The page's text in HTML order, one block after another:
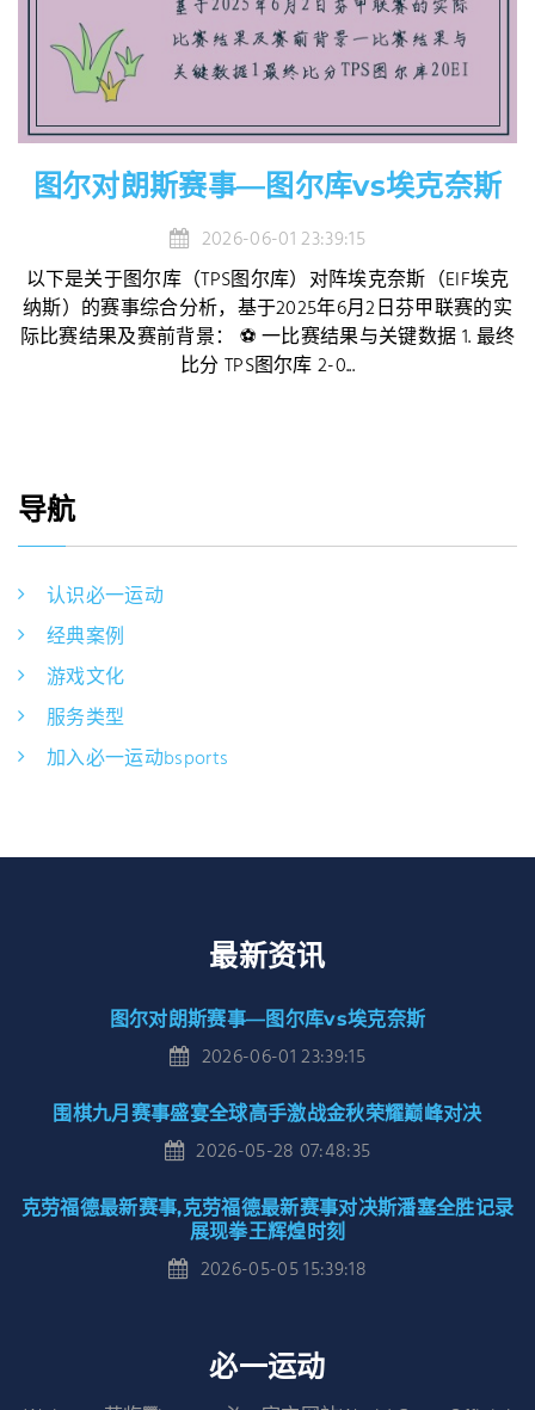
图尔对朗斯赛事—图尔库vs埃克奈斯
2026-06-01 23:39:15
以下是关于图尔库（TPS图尔库）对阵埃克奈斯（EIF埃克
纳斯）的赛事综合分析，基于2025年6月2日芬甲联赛的实
际比赛结果及赛前背景： ⚽ 一比赛结果与关键数据 1. 最终
比分 TPS图尔库 2-0...
导航
认识必一运动
经典案例
游戏文化
服务类型
加入必一运动bsports
最新资讯
图尔对朗斯赛事—图尔库vs埃克奈斯
2026-06-01 23:39:15
围棋九月赛事盛宴全球高手激战金秋荣耀巅峰对决
2026-05-28 07:48:35
克劳福德最新赛事,克劳福德最新赛事对决斯潘塞全胜记录
展现拳王辉煌时刻
2026-05-05 15:39:18
必一运动